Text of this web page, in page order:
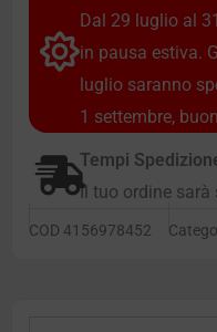
Dal 29 luglio al
in pausa estiva.
luglio saranno
1 settembre,
Tempi
Il tuo ordine
COD 4156978452